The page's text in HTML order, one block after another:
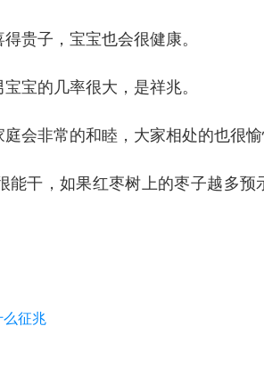
贵子，宝宝也会很健康。
宝的几率很大，是祥兆。
会非常的和睦，大家相处的也很愉
干，如果红枣树上的枣子越多预
么征兆